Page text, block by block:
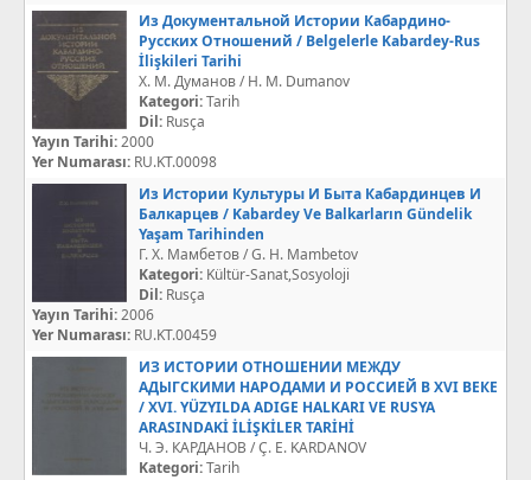
Из Документальной Истории Кабардино-
Русских Отношений / Belgelerle Kabardey-Rus
İlişkileri Tarihi
Х. М. Думанов / H. M. Dumanov
Kategori:Tarih
Dil: Rusça
Yayın Tarihi:2000
Yer Numarası: RU.KT.00098
Из Истории Культуры И Быта Кабардинцев И
Балкарцев / Kabardey Ve Balkarların Gündelik
Yaşam Tarihinden
Г. Х. Мамбетов / G. H. Mambetov
Kategori: Kültür-Sanat,Sosyoloji
Dil: Rusça
Yayın Tarihi:2006
Yer Numarası: RU.KT.00459
ИЗ ИСТОРИИ ОТНОШЕНИИ МЕЖДУ
АДЫГСКИМИ НАРОДАМИ И РОССИЕЙ В XVI ВЕКЕ
/ XVI. YÜZYILDA ADIGE HALKARI VE RUSYA
ARASINDAKİ İLİŞKİLER TARİHİ
Ч. Э. КАРДАНОВ / Ç. E. KARDANOV
Kategori:Tarih